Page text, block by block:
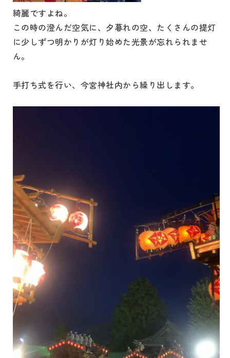
綺麗ですよね。
この時の澄んだ空気に、夕暮れの空、たくさんの提灯
に少しずつ明かりが灯り始めた光景が忘れられませ
ん。
手打ち式を行い、今宮神社内から繰り出します。